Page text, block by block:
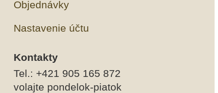
Objednávky
Nastavenie účtu
Kontakty
Tel.: +421 905 165 872
volajte pondelok-piatok